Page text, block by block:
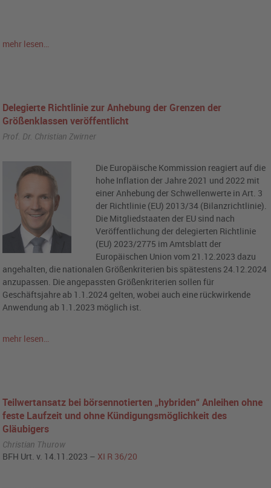
mehr lesen…
Delegierte Richtlinie zur Anhebung der Grenzen der
Größenklassen veröffentlicht
Prof. Dr. Christian Zwirner
Die Europäische Kommission reagiert auf die
hohe Inflation der Jahre 2021 und 2022 mit
einer Anhebung der Schwellenwerte in Art. 3
der Richtlinie (EU) 2013/34 (Bilanzrichtlinie).
Die Mitgliedstaaten der EU sind nach
Veröffentlichung der delegierten Richtlinie
(EU) 2023/2775 im Amtsblatt der
Europäischen Union vom 21.12.2023 dazu
angehalten, die nationalen Größenkriterien bis spätestens 24.12.2024
anzupassen. Die angepassten Größenkriterien sollen für
Geschäftsjahre ab 1.1.2024 gelten, wobei auch eine rückwirkende
Anwendung ab 1.1.2023 möglich ist.
mehr lesen…
Teilwertansatz bei börsennotierten „hybriden“ Anleihen ohne
feste Laufzeit und ohne Kündigungsmöglichkeit des
Gläubigers
Christian Thurow
BFH Urt. v. 14.11.2023 – XI R 36/20